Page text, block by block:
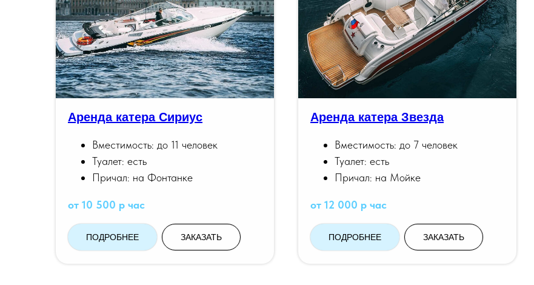
Аренда катера Сириус
Вместимость: до 11 человек
Туалет: есть
Причал: на Фонтанке
от 10 500 р час
ПОДРОБНЕЕ ЗАКАЗАТЬ
Аренда катера Звезда
Вместимость: до 7 человек
Туалет: есть
Причал: на Мойке
от 12 000 р час
ПОДРОБНЕЕ ЗАКАЗАТЬ